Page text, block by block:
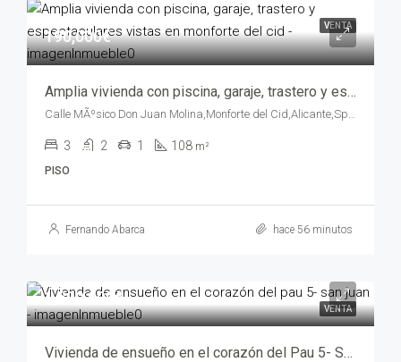
VENTA
190,000€
Amplia vivienda con piscina, garaje, trastero y espectaculares vistas en Monforte del Cid – yepiv1419-9080
Calle MÃºsico Don Juan Molina,Monforte del Cid,Alicante,Spain
3 2 1 108 m²
PISO
Fernando Abarca hace 56 minutos
VENTA
1,500,000€
Vivienda de ensueño en el corazón del Pau 5- San Juan – opt00744-7569